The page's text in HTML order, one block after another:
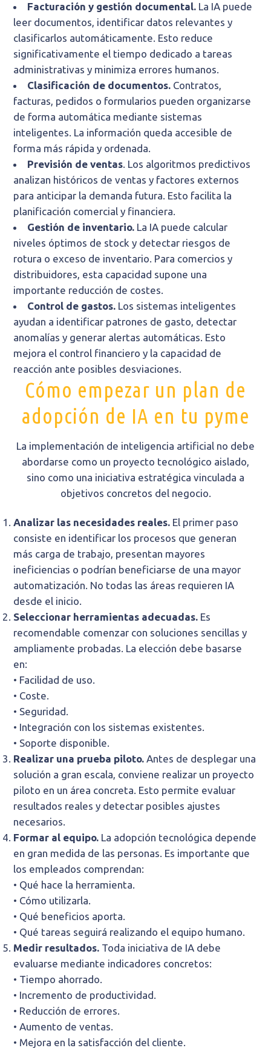
Facturación y gestión documental. La IA puede
leer documentos, identificar datos relevantes y
clasificarlos automáticamente. Esto reduce
significativamente el tiempo dedicado a tareas
administrativas y minimiza errores humanos.
Clasificación de documentos. Contratos,
facturas, pedidos o formularios pueden organizarse
de forma automática mediante sistemas
inteligentes. La información queda accesible de
forma más rápida y ordenada.
Previsión de ventas. Los algoritmos predictivos
analizan históricos de ventas y factores externos
para anticipar la demanda futura. Esto facilita la
planificación comercial y financiera.
Gestión de inventario. La IA puede calcular
niveles óptimos de stock y detectar riesgos de
rotura o exceso de inventario. Para comercios y
distribuidores, esta capacidad supone una
importante reducción de costes.
Control de gastos. Los sistemas inteligentes
ayudan a identificar patrones de gasto, detectar
anomalías y generar alertas automáticas. Esto
mejora el control financiero y la capacidad de
reacción ante posibles desviaciones.
Cómo empezar un plan de
adopción de IA en tu pyme
La implementación de inteligencia artificial no debe
abordarse como un proyecto tecnológico aislado,
sino como una iniciativa estratégica vinculada a
objetivos concretos del negocio.
Analizar las necesidades reales. El primer paso
consiste en identificar los procesos que generan
más carga de trabajo, presentan mayores
ineficiencias o podrían beneficiarse de una mayor
automatización. No todas las áreas requieren IA
desde el inicio.
Seleccionar herramientas adecuadas. Es
recomendable comenzar con soluciones sencillas y
ampliamente probadas. La elección debe basarse
en:
• Facilidad de uso.
• Coste.
• Seguridad.
• Integración con los sistemas existentes.
• Soporte disponible.
Realizar una prueba piloto. Antes de desplegar una
solución a gran escala, conviene realizar un proyecto
piloto en un área concreta. Esto permite evaluar
resultados reales y detectar posibles ajustes
necesarios.
Formar al equipo. La adopción tecnológica depende
en gran medida de las personas. Es importante que
los empleados comprendan:
• Qué hace la herramienta.
• Cómo utilizarla.
• Qué beneficios aporta.
• Qué tareas seguirá realizando el equipo humano.
Medir resultados. Toda iniciativa de IA debe
evaluarse mediante indicadores concretos:
• Tiempo ahorrado.
• Incremento de productividad.
• Reducción de errores.
• Aumento de ventas.
• Mejora en la satisfacción del cliente.